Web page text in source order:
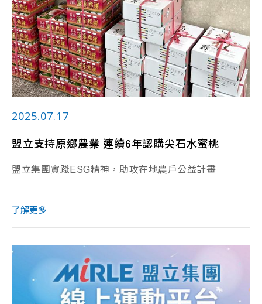
2025.07.17
盟立支持原鄉農業 連續6年認購尖石水蜜桃
盟立集團實踐ESG精神，助攻在地農戶公益計畫
了解更多